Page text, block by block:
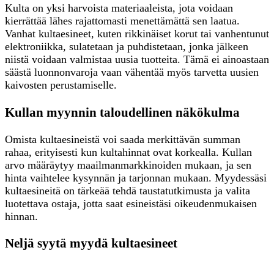
Kulta on yksi harvoista materiaaleista, jota voidaan
kierrättää lähes rajattomasti menettämättä sen laatua.
Vanhat kultaesineet, kuten rikkinäiset korut tai vanhentunut
elektroniikka, sulatetaan ja puhdistetaan, jonka jälkeen
niistä voidaan valmistaa uusia tuotteita. Tämä ei ainoastaan
säästä luonnonvaroja vaan vähentää myös tarvetta uusien
kaivosten perustamiselle.
Kullan myynnin taloudellinen näkökulma
Omista kultaesineistä voi saada merkittävän summan
rahaa, erityisesti kun kultahinnat ovat korkealla. Kullan
arvo määräytyy maailmanmarkkinoiden mukaan, ja sen
hinta vaihtelee kysynnän ja tarjonnan mukaan. Myydessäsi
kultaesineitä on tärkeää tehdä taustatutkimusta ja valita
luotettava ostaja, jotta saat esineistäsi oikeudenmukaisen
hinnan.
Neljä syytä myydä kultaesineet